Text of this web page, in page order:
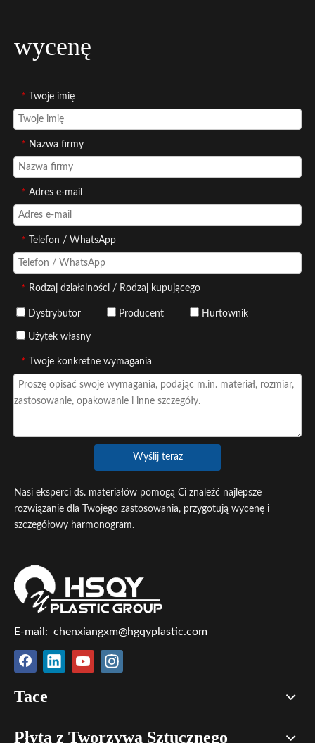
wycenę
* Twoje imię
* Nazwa firmy
* Adres e-mail
* Telefon / WhatsApp
* Rodzaj działalności / Rodzaj kupującego
Dystrybutor Producent Hurtownik
Użytek własny
* Twoje konkretne wymagania
Wyślij teraz
Nasi eksperci ds. materiałów pomogą Ci znaleźć najlepsze
rozwiązanie dla Twojego zastosowania, przygotują wycenę i
szczegółowy harmonogram.
E-mail: chenxiangxm@hgqyplastic.com
Tace
Płyta z Tworzywa Sztucznego